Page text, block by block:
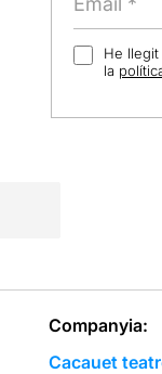
He
la
Companyia:
Cacauet